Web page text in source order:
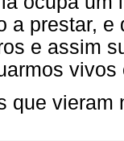
a prestar,
e assim
que